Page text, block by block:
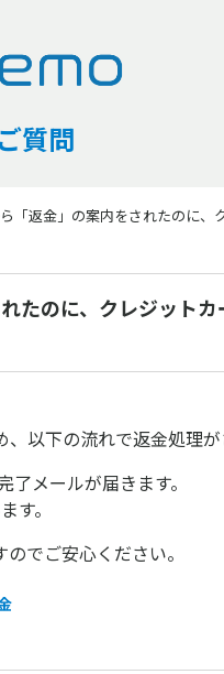
質問
「返金」の案内をされたのに、
たのに、クレジット
以下の流れで返金処理が
メールが届きます。
す。
でご安心ください。